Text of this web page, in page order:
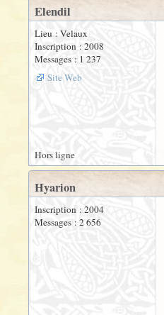
Elendil
Lieu : Velaux
Inscription : 2008
Messages : 1 237
Site Web
Hors ligne
Hyarion
Inscription : 2004
Messages : 2 656